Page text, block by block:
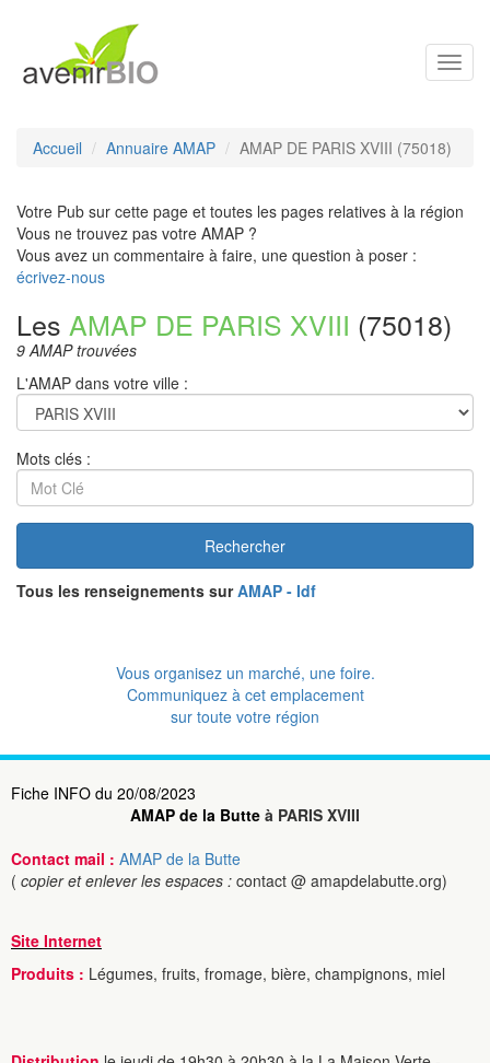
Accueil Annuaire AMAP AMAP DE PARIS XVIII (75018)
Votre Pub sur cette page et toutes les pages relatives à la région
Vous ne trouvez pas votre AMAP ?
Vous avez un commentaire à faire, une question à poser :
écrivez-nous
Les AMAP DE PARIS XVIII (75018)
9 AMAP trouvées
L'AMAP dans votre ville :
Mots clés :
Rechercher
Tous les renseignements surAMAP - Idf
Vous organisez un marché, une foire.
Communiquez à cet emplacement
sur toute votre région
Fiche INFO du 20/08/2023
AMAP de la Butte à PARIS XVIII
Contact mail : AMAP de la Butte
( copier et enlever les espaces : contact @ amapdelabutte.org)
Site Internet
Produits : Légumes, fruits, fromage, bière, champignons, miel